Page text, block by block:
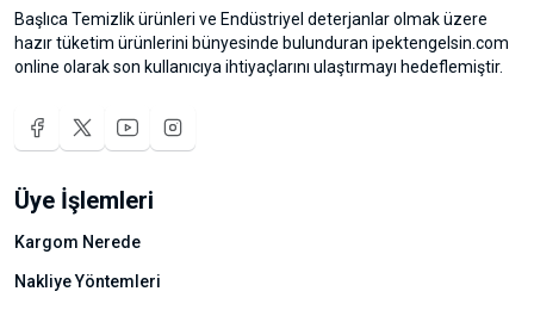
Başlıca Temizlik ürünleri ve Endüstriyel deterjanlar olmak üzere
hazır tüketim ürünlerini bünyesinde bulunduran ipektengelsin.com
online olarak son kullanıcıya ihtiyaçlarını ulaştırmayı hedeflemiştir.
Üye İşlemleri
Kargom Nerede
Nakliye Yöntemleri